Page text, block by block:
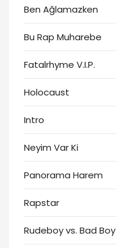
Ben Ağlamazken
Bu Rap Muharebe
Fatalrhyme V.I.P.
Holocaust
Intro
Neyim Var Ki
Panorama Harem
Rapstar
Rudeboy vs. Bad Boy